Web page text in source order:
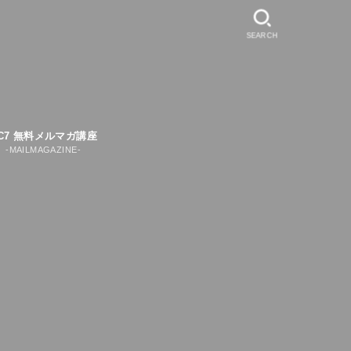
無料メルマガ講座
-MAILMAGAZINE-
SEARCH